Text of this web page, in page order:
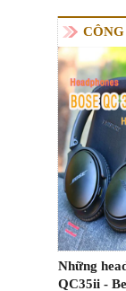
Những
QC35ii -